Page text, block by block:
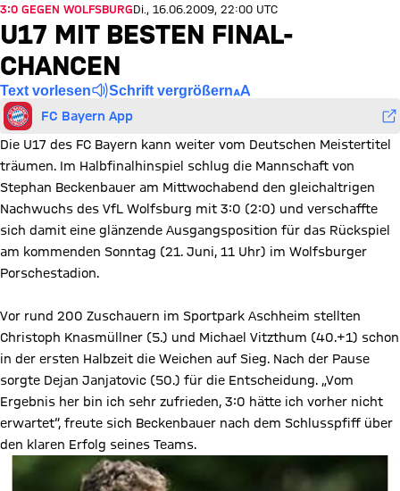
3:0 GEGEN WOLFSBURGDi., 16.06.2009, 22:00 UTC
U17 MIT BESTEN FINAL-
CHANCEN
Text vorlesen Schrift vergrößern
FC Bayern App
Die U17 des FC Bayern kann weiter vom Deutschen Meistertitel
träumen. Im Halbfinalhinspiel schlug die Mannschaft von
Stephan Beckenbauer am Mittwochabend den gleichaltrigen
Nachwuchs des VfL Wolfsburg mit 3:0 (2:0) und verschaffte
sich damit eine glänzende Ausgangsposition für das Rückspiel
am kommenden Sonntag (21. Juni, 11 Uhr) im Wolfsburger
Porschestadion.
Vor rund 200 Zuschauern im Sportpark Aschheim stellten
Christoph Knasmüllner (5.) und Michael Vitzthum (40.+1) schon
in der ersten Halbzeit die Weichen auf Sieg. Nach der Pause
sorgte Dejan Janjatovic (50.) für die Entscheidung. „Vom
Ergebnis her bin ich sehr zufrieden, 3:0 hätte ich vorher nicht
erwartet“, freute sich Beckenbauer nach dem Schlusspfiff über
den klaren Erfolg seines Teams.